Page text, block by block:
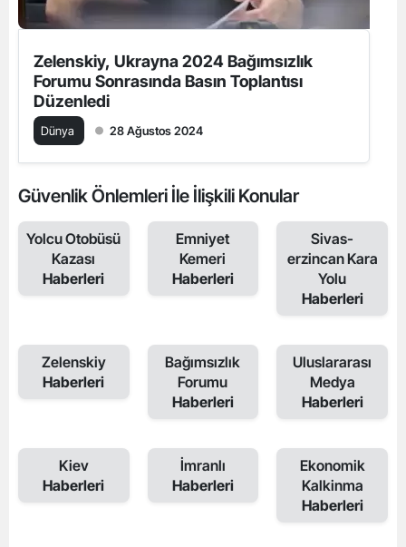
Zelenskiy, Ukrayna 2024 Bağımsızlık
Forumu Sonrasında Basın Toplantısı
Düzenledi
Dünya 28 Ağustos 2024
Güvenlik Önlemleri İle İlişkili Konular
Yolcu Otobüsü
Kazası
Haberleri
Emniyet
Kemeri
Haberleri
Sivas-
erzincan Kara
Yolu
Haberleri
Zelenskiy
Haberleri
Bağımsızlık
Forumu
Haberleri
Uluslararası
Medya
Haberleri
Kiev
Haberleri
İmranlı
Haberleri
Ekonomik
Kalkinma
Haberleri